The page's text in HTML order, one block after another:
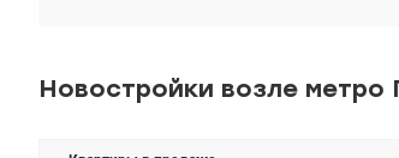
Новостройки возле